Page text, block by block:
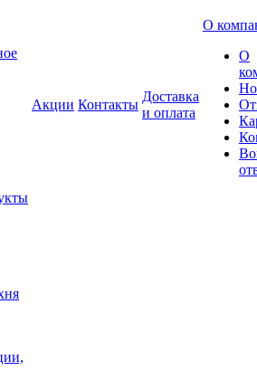
Акции Контакты
Доставка
и оплата
О
О